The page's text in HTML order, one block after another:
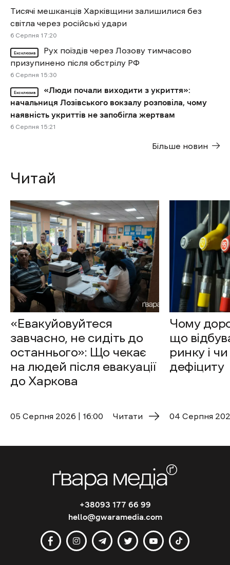
Тисячі мешканців Харківщини залишилися без
світла через російські удари
6 Cерпня 17:20
Ексклюзив
Рух поїздів через Лозову тимчасово
призупинено після обстрілу РФ
6 Cерпня 15:30
Ексклюзив
«Люди почали виходити з укриття»:
начальниця Лозівського вокзалу розповіла, чому
наявність укриттів не запобігла жертвам
6 Cерпня 15:21
Більше новин
Читай
«Евакуйовуйтеся
завчасно, не сидіть до
останнього»: Що чекає
на людей після евакуації
до Харкова
05 Cерпня 2026 | 16:00 Читати
Чому
що
ринку і
дефіциту
04 Cерпня
+38093 177 66 99
hello@gwaramedia.com